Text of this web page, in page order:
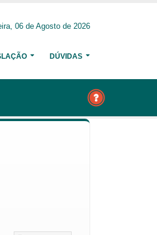
06 de Agosto de 2026
DÚVIDAS